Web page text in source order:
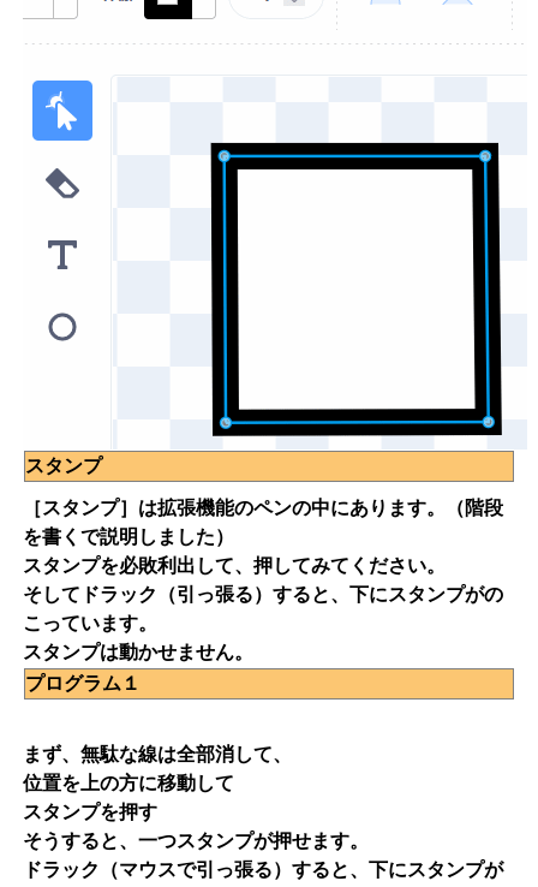
スタンプ
［スタンプ］は拡張機能のペンの中にあります。（階段
を書くで説明しました）
スタンプを必敗利出して、押してみてください。
そしてドラック（引っ張る）すると、下にスタンプがの
こっています。
スタンプは動かせません。
プログラム１
まず、無駄な線は全部消して、
位置を上の方に移動して
スタンプを押す
そうすると、一つスタンプが押せます。
ドラック（マウスで引っ張る）すると、下にスタンプが